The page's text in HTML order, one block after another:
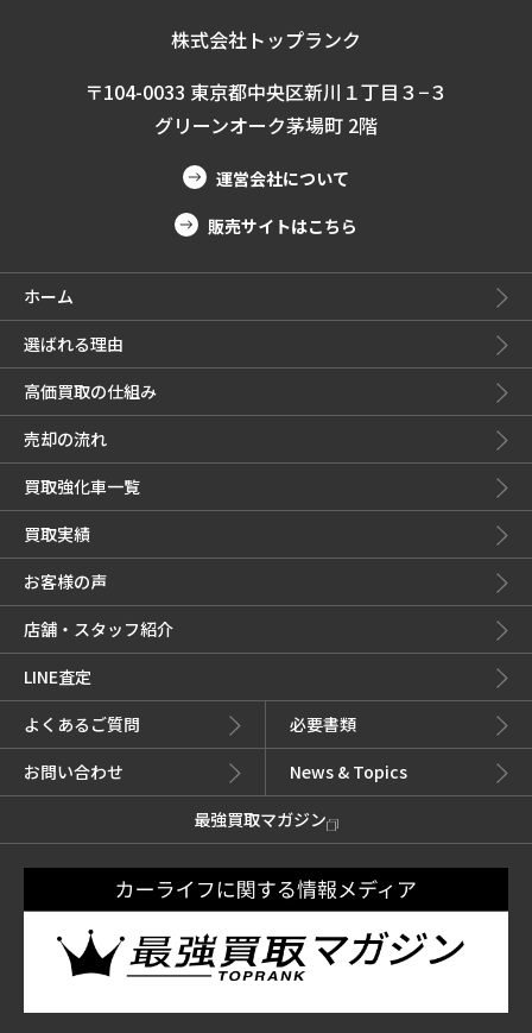
株式会社トップランク
〒104-0033 東京都中央区新川１丁目３−３
グリーンオーク茅場町 2階
運営会社について
販売サイトはこちら
ホーム
選ばれる理由
高価買取の仕組み
売却の流れ
買取強化車一覧
買取実績
お客様の声
店舗・スタッフ紹介
LINE査定
よくあるご質問
必要書類
お問い合わせ
News & Topics
最強買取マガジン